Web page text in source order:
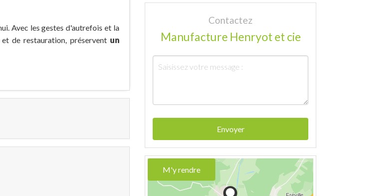
Avec les gestes d'autrefois et la
de restauration, préservent un
Contactez
Manufacture Henryot et cie
Envoyer
M'y rendre